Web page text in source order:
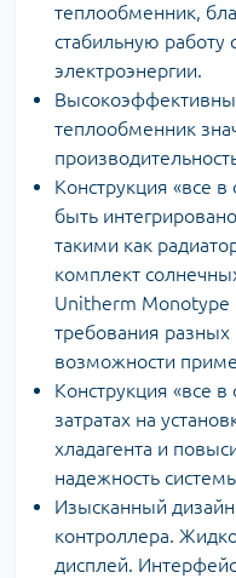
теплообменник,
стабильную
электроэнергии.
теплообменник
Конструкция «все
быть
такими как
комплект
Unitherm Monotype
требования разных
возможности
Конструкция «все
затратах на
хладагента и
надежность
Изысканный
контроллера.
дисплей.